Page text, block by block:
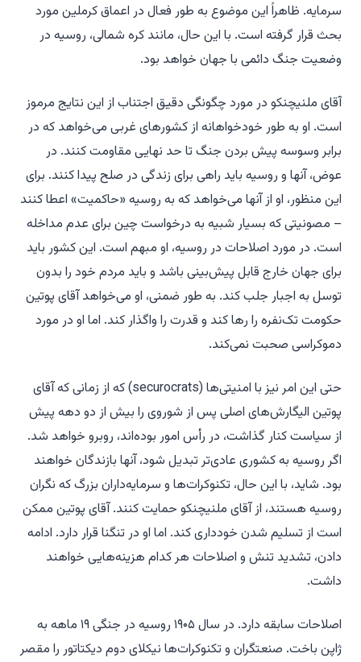
سرمایه. ظاهراً این موضوع به طور فعال در اعماق کرملین مورد
بحث قرار گرفته است. با این حال، مانند کره شمالی، روسیه در
وضعیت جنگ دائمی با جهان خواهد بود.
آقای ملنیچنکو در مورد چگونگی دقیق اجتناب از این نتایج مرموز
است. او به طور خودخواهانه از کشورهای غربی می‌خواهد که در
برابر وسوسه پیش بردن جنگ تا حد نهایی مقاومت کنند. در
عوض، آنها و روسیه باید راهی برای زندگی در صلح پیدا کنند. برای
این منظور، او از آنها می‌خواهد که به روسیه «حاکمیت» اعطا کنند
– مصونیتی که بسیار شبیه به درخواست چین برای عدم مداخله
است. در مورد اصلاحات در روسیه، او مبهم است. این کشور باید
برای جهان خارج قابل پیش‌بینی باشد و باید مردم خود را بدون
توسل به اجبار جلب کند. به طور ضمنی، او می‌خواهد آقای پوتین
حکومت تک‌نفره را رها کند و قدرت را واگذار کند. اما او در مورد
دموکراسی صحبت نمی‌کند.
حتی این امر نیز با امنیتی‌ها (securocrats) که از زمانی که آقای
پوتین الیگارش‌های اصلی پس از شوروی را بیش از دو دهه پیش
از سیاست کنار گذاشت، در رأس امور بوده‌اند، روبرو خواهد شد.
اگر روسیه به کشوری عادی‌تر تبدیل شود، آنها بازندگان خواهند
بود. شاید، با این حال، تکنوکرات‌ها و سرمایه‌داران بزرگ که نگران
روسیه هستند، از آقای ملنیچنکو حمایت کنند. آقای پوتین ممکن
است از تسلیم شدن خودداری کند. اما او در تنگنا قرار دارد. ادامه
دادن، تشدید تنش و اصلاحات هر کدام هزینه‌هایی خواهند
داشت.
اصلاحات سابقه دارد. در سال ۱۹۰۵ روسیه در جنگی ۱۹ ماهه به
ژاپن باخت. صنعتگران و تکنوکرات‌ها نیکلای دوم دیکتاتور را مقصر